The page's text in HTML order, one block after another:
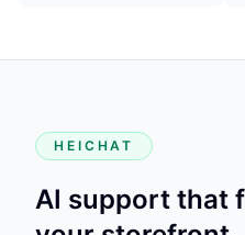
HEICHAT
AI support that